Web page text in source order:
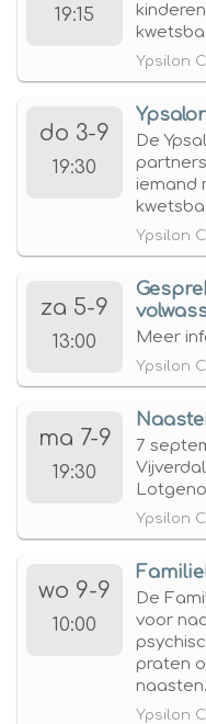
19:15
Ypsilon
do 3-9
19:30
De
iemand
Ypsilon
za 5-9
13:00 Meer
Ypsilon
ma 7-9
19:30
7
Ypsilon
wo 9-9
10:00
De
voor
praten
Ypsilon